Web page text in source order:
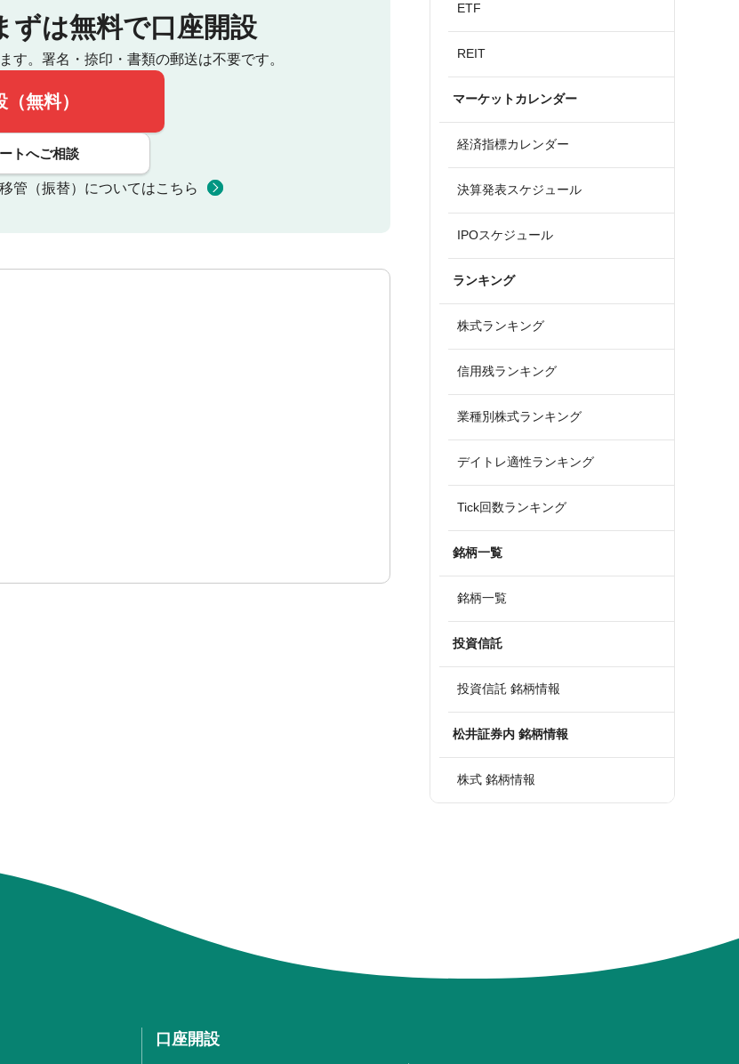
ずは無料で口座開設
す。 署名・捺印・書類の郵送は不要です。
無料）
トへご相談
移管（振替）についてはこちら
ETF
REIT
マーケットカレンダー
経済指標カレンダー
決算発表スケジュール
IPOスケジュール
ランキング
株式ランキング
信用残ランキング
業種別株式ランキング
デイトレ適性ランキング
Tick回数ランキング
銘柄一覧
銘柄一覧
投資信託
投資信託 銘柄情報
松井証券内 銘柄情報
株式 銘柄情報
口座開設